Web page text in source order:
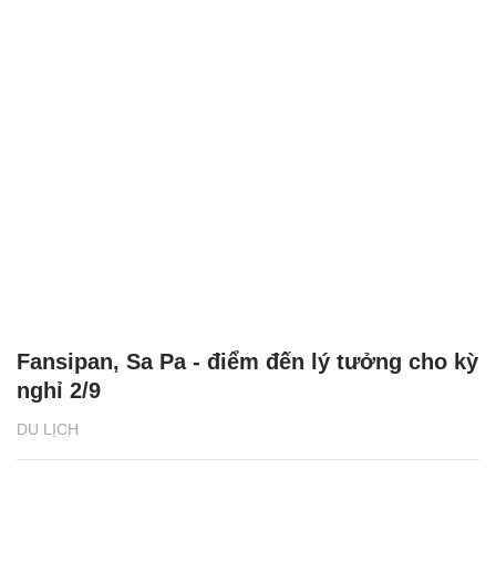
DU LỊCH
Fansipan, Sa Pa - điểm đến lý tưởng cho kỳ
nghỉ 2/9